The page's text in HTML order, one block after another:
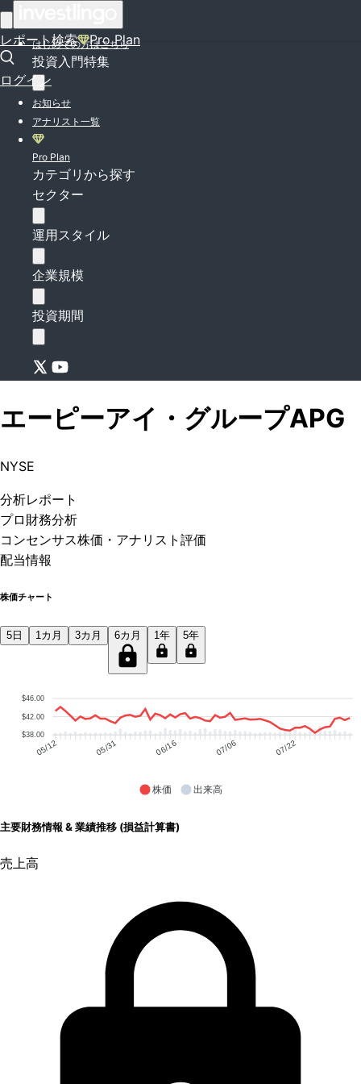
レポート検索 Pro Plan
ログイン
はじめての方はこちら
投資入門特集
お知らせ
アナリスト一覧
Pro Plan
カテゴリから探す
セクター
運用スタイル
企業規模
投資期間
エーピーアイ・グループAPG
NYSE
分析レポート
プロ 財務分析
コンセンサス株価 ・アナリスト評価
配当情報
株価チャート
5日 1カ月 3カ月 6カ月 1年 5年
$46.00
$42.00
$38.00
05/12 05/31 06/16 07/06 07/22
株価 出来高
主要財務情報 & 業績推移 (損益計算書)
売上高